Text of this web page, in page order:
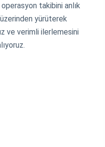
takibini anlık
yürüterek
ve verimli ilerlemesini